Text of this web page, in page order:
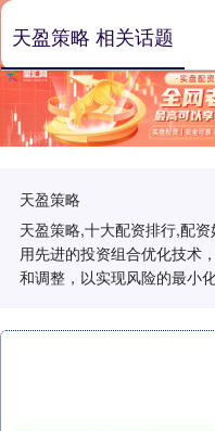
天盈策略
天盈策略,十大配资排行,配
用先进的投资组合优化技术
和调整，以实现风险的最小
天盈策略 相关话题